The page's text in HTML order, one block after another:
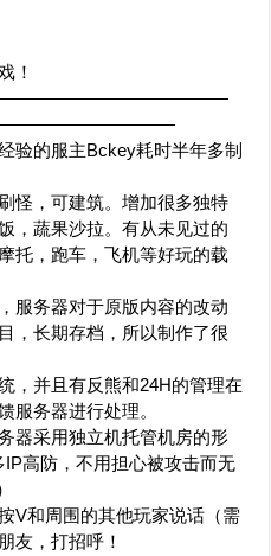
！
验的服主Bckey耗时半年多制
怪，可建筑。增加很多独特
，蔬果沙拉。有从未见过的
托，跑车，飞机等好玩的载
服务器对于原版内容的改动
，长期存档，所以制作了很
，并且有反熊和24H的管理在
服务器进行处理。
器采用独立机托管机房的形
高防，不用担心被攻击而无
V和周围的其他玩家说话（需
友，打招呼！